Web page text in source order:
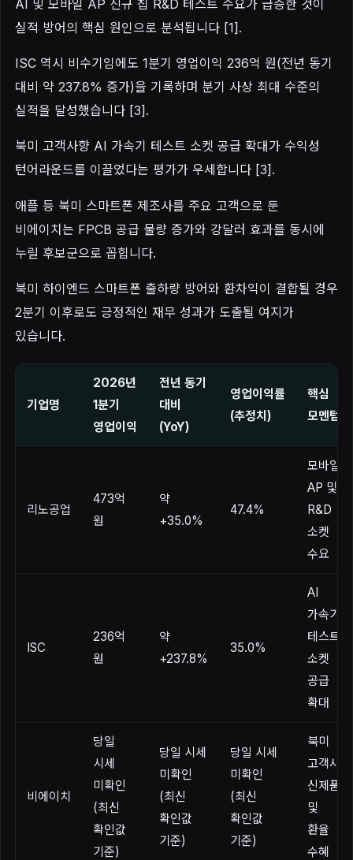
AI 및 모바일 AP 신규 칩 R&D 테스트 수요가 급증한 것이
실적 방어의 핵심 원인으로 분석됩니다 [1].
ISC 역시 비수기임에도 1분기 영업이익 236억 원(전년 동기
대비 약 237.8% 증가)을 기록하며 분기 사상 최대 수준의
실적을 달성했습니다 [3].
북미 고객사향 AI 가속기 테스트 소켓 공급 확대가 수익성
턴어라운드를 이끌었다는 평가가 우세합니다 [3].
애플 등 북미 스마트폰 제조사를 주요 고객으로 둔
비에이치는 FPCB 공급 물량 증가와 강달러 효과를 동시에
누릴 후보군으로 꼽힙니다.
북미 하이엔드 스마트폰 출하량 방어와 환차익이 결합될 경우
2분기 이후로도 긍정적인 재무 성과가 도출될 여지가
있습니다.
기업명
2026년
1분기
영업이익
전년 동기
대비
(YoY)
영업이익률
(추정치)
핵심
모멘텀
리노공업
473억
원
약
+35.0%
47.4%
모바일
AP 및
R&D
소켓
수요
ISC
236억
원
약
+237.8%
35.0%
AI
가속기
테스트
소켓
공급
확대
비에이치
당일
시세
미확인
(최신
확인값
기준)
당일 시세
미확인
(최신
확인값
기준)
당일 시세
미확인
(최신
확인값
기준)
북미
고객사
신제품
및
환율
수혜